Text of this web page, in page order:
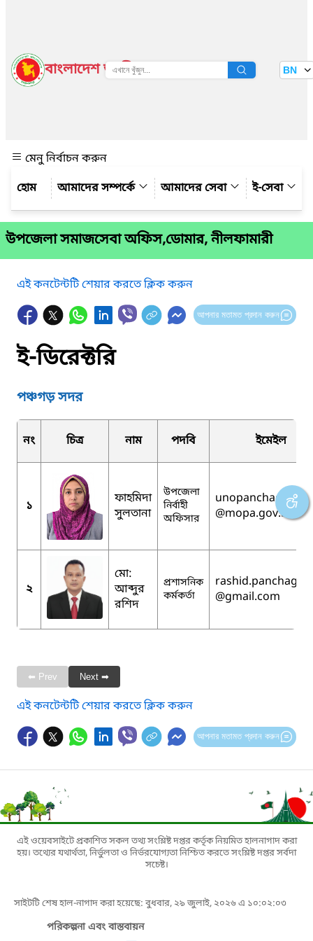
বাংলাদেশ জাতীয় তথ্য বাতায়ন BN
মেনু নির্বাচন করুন
আমাদের সম্পর্কে
আমাদের সেবা ই-সেবা
উপজেলা সমাজসেবা অফিস,ডোমার, নীলফামারী
এই কনটেন্টটি শেয়ার করতে ক্লিক করুন
আপনার মতামত প্রদান করুন
ই-ডিরেক্টরি
পঞ্চগড় সদর
নং চিত্র নাম পদবি ইমেইল
১
ফাহমিদা
সুলতানা
উপজেলা
নির্বাহী
অফিসার
unopanchagarh
@mopa.gov.bd
২
মো:
আব্দুর
রশিদ
প্রশাসনিক
কর্মকর্তা
@gmail.com
⬅ Prev Next ➡
এই কনটেন্টটি শেয়ার করতে ক্লিক করুন
আপনার মতামত প্রদান করুন
এই ওয়েবসাইটে প্রকাশিত সকল তথ্য সংশ্লিষ্ট দপ্তর কর্তৃক নিয়মিত হালনাগাদ করা
হয়। তথ্যের যথার্থতা, নির্ভুলতা ও নির্ভরযোগ্যতা নিশ্চিত করতে সংশ্লিষ্ট দপ্তর সর্বদা
সচেষ্ট।
সাইটটি শেষ হাল-নাগাদ করা হয়েছে: বুধবার, ২৯ জুলাই, ২০২৬ এ ১০:০২:০৩
পরিকল্পনা এবং বাস্তবায়ন